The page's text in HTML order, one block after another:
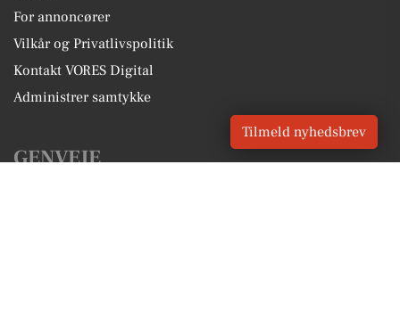
For annoncører
Vilkår og Privatlivspolitik
Kontakt VORES Digital
Administrer samtykke
GENVEJE
Tilmeld nyhedsbrev